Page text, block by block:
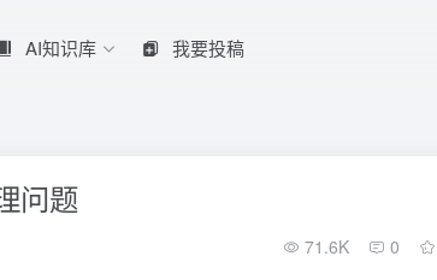
AI知识库 我要投稿
问题
71.6K 0